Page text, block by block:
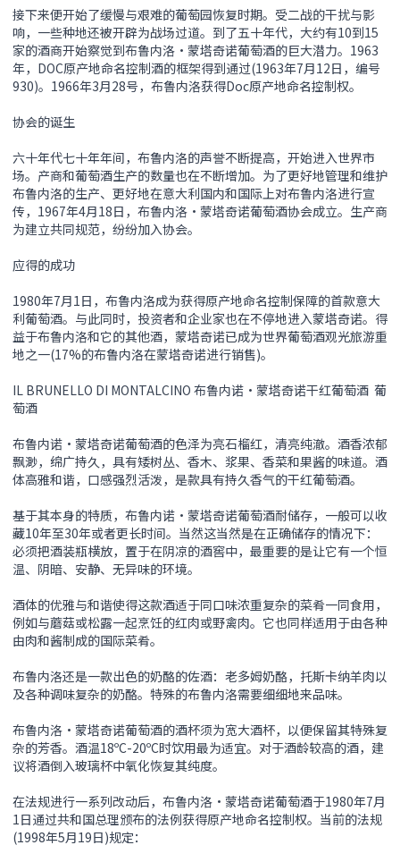
接下来便开始了缓慢与艰难的葡萄园恢复时期。受二战的干扰与影
响，一些种地还被开辟为战场过道。到了五十年代，大约有10到15
家的酒商开始察觉到布鲁内洛•蒙塔奇诺葡萄酒的巨大潜力。1963
年，DOC原产地命名控制酒的框架得到通过(1963年7月12日，编号
930)。1966年3月28号，布鲁内洛获得Doc原产地命名控制权。
协会的诞生
六十年代七十年年间，布鲁内洛的声誉不断提高，开始进入世界市
场。产商和葡萄酒生产的数量也在不断增加。为了更好地管理和维护
布鲁内洛的生产、更好地在意大利国内和国际上对布鲁内洛进行宣
传，1967年4月18日，布鲁内洛•蒙塔奇诺葡萄酒协会成立。生产商
为建立共同规范，纷纷加入协会。
应得的成功
1980年7月1日，布鲁内洛成为获得原产地命名控制保障的首款意大
利葡萄酒。与此同时，投资者和企业家也在不停地进入蒙塔奇诺。得
益于布鲁内洛和它的其他酒，蒙塔奇诺已成为世界葡萄酒观光旅游重
地之一(17%的布鲁内洛在蒙塔奇诺进行销售)。
IL BRUNELLO DI MONTALCINO 布鲁内诺•蒙塔奇诺干红葡萄酒 葡
萄酒
布鲁内诺•蒙塔奇诺葡萄酒的色泽为亮石榴红，清亮纯澈。酒香浓郁
飘渺，绵广持久，具有矮树丛、香木、浆果、香菜和果酱的味道。酒
体高雅和谐，口感强烈活泼，是款具有持久香气的干红葡萄酒。
基于其本身的特质，布鲁内诺•蒙塔奇诺葡萄酒耐储存，一般可以收
藏10年至30年或者更长时间。当然这当然是在正确储存的情况下：
必须把酒装瓶横放，置于在阴凉的酒窖中，最重要的是让它有一个恒
温、阴暗、安静、无异味的环境。
酒体的优雅与和谐使得这款酒适于同口味浓重复杂的菜肴一同食用，
例如与蘑菇或松露一起烹饪的红肉或野禽肉。它也同样适用于由各种
由肉和酱制成的国际菜肴。
布鲁内洛还是一款出色的奶酪的佐酒：老多姆奶酪，托斯卡纳羊肉以
及各种调味复杂的奶酪。特殊的布鲁内洛需要细细地来品味。
布鲁内洛•蒙塔奇诺葡萄酒的酒杯须为宽大酒杯，以便保留其特殊复
杂的芳香。酒温18ºC-20ºC时饮用最为适宜。对于酒龄较高的酒，建
议将酒倒入玻璃杯中氧化恢复其纯度。
在法规进行一系列改动后，布鲁内洛•蒙塔奇诺葡萄酒于1980年7月
1日通过共和国总理颁布的法例获得原产地命名控制权。当前的法规
(1998年5月19日)规定：